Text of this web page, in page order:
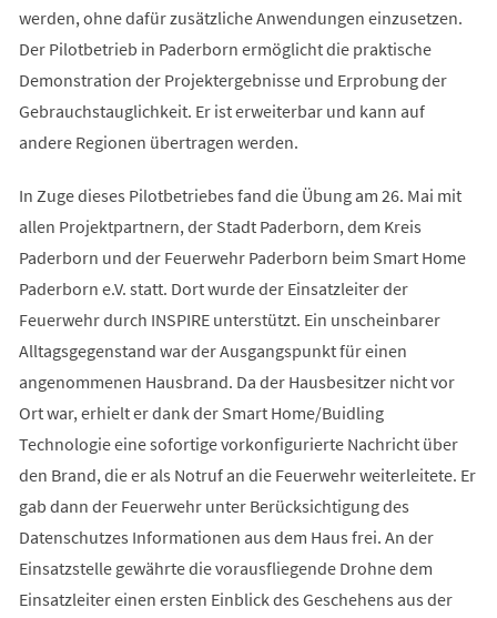
werden, ohne dafür zusätzliche Anwendungen einzusetzen.
Der Pilotbetrieb in Paderborn ermöglicht die praktische
Demonstration der Projektergebnisse und Erprobung der
Gebrauchstauglichkeit. Er ist erweiterbar und kann auf
andere Regionen übertragen werden.
In Zuge dieses Pilotbetriebes fand die Übung am 26. Mai mit
allen Projektpartnern, der Stadt Paderborn, dem Kreis
Paderborn und der Feuerwehr Paderborn beim Smart Home
Paderborn e.V. statt. Dort wurde der Einsatzleiter der
Feuerwehr durch INSPIRE unterstützt. Ein unscheinbarer
Alltagsgegenstand war der Ausgangspunkt für einen
angenommenen Hausbrand. Da der Hausbesitzer nicht vor
Ort war, erhielt er dank der Smart Home/Buidling
Technologie eine sofortige vorkonfigurierte Nachricht über
den Brand, die er als Notruf an die Feuerwehr weiterleitete. Er
gab dann der Feuerwehr unter Berücksichtigung des
Datenschutzes Informationen aus dem Haus frei. An der
Einsatzstelle gewährte die vorausfliegende Drohne dem
Einsatzleiter einen ersten Einblick des Geschehens aus der